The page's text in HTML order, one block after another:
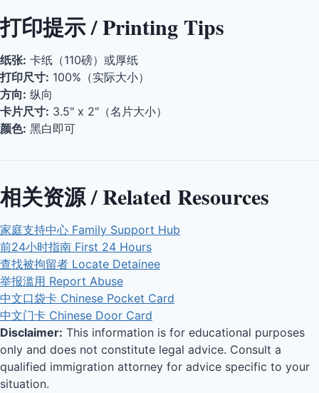
打印提示 / Printing Tips
纸张: 卡纸（110磅）或厚纸
打印尺寸: 100%（实际大小）
方向: 纵向
卡片尺寸: 3.5" x 2"（名片大小）
颜色: 黑白即可
相关资源 / Related Resources
家庭支持中心 Family Support Hub
前24小时指南 First 24 Hours
查找被拘留者 Locate Detainee
举报滥用 Report Abuse
中文口袋卡 Chinese Pocket Card
中文门卡 Chinese Door Card
Disclaimer: This information is for educational purposes
only and does not constitute legal advice. Consult a
qualified immigration attorney for advice specific to your
situation.